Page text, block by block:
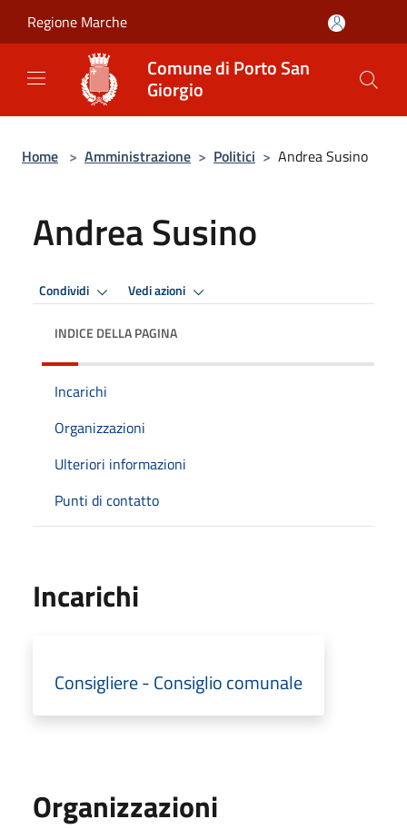
Regione Marche
Comune di Porto San
Giorgio
Home > Amministrazione > Politici > Andrea Susino
Andrea Susino
Condividi Vedi azioni
INDICE DELLA PAGINA
Incarichi
Organizzazioni
Ulteriori informazioni
Punti di contatto
Incarichi
Consigliere - Consiglio comunale
Organizzazioni